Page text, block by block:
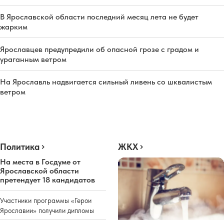
В Ярославской области последний месяц лета не будет
жарким
Ярославцев предупредили об опасной грозе с градом и
ураганным ветром
На Ярославль надвигается сильный ливень со шквалистым
ветром
Политика
На места в Госдуме от
Ярославской области
претендует 18 кандидатов
Участники программы «Герои
Ярославии» получили дипломы
ЖКХ